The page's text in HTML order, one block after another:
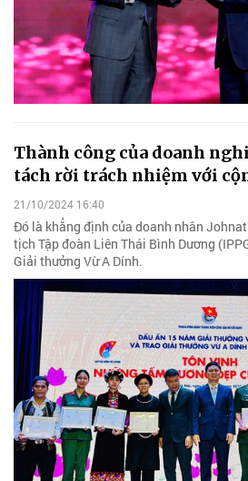
Thành công của doanh
tách rời trách nhiệm với
21/10/2024 16:40
Đó là khẳng định của doanh nhân
tịch Tập đoàn Liên Thái Bình Dương
Giải thưởng Vừ A Dính.